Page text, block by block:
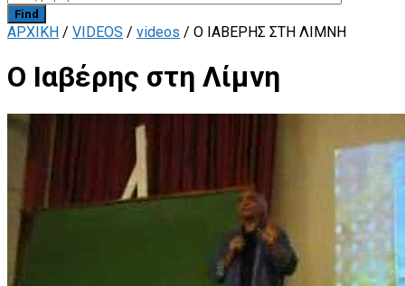
Find
ΑΡΧΙΚΗ / VIDEOS / videos / Ο ΙΑΒΈΡΗΣ ΣΤΗ ΛΊΜΝΗ
Ο Ιαβέρης στη Λίμνη